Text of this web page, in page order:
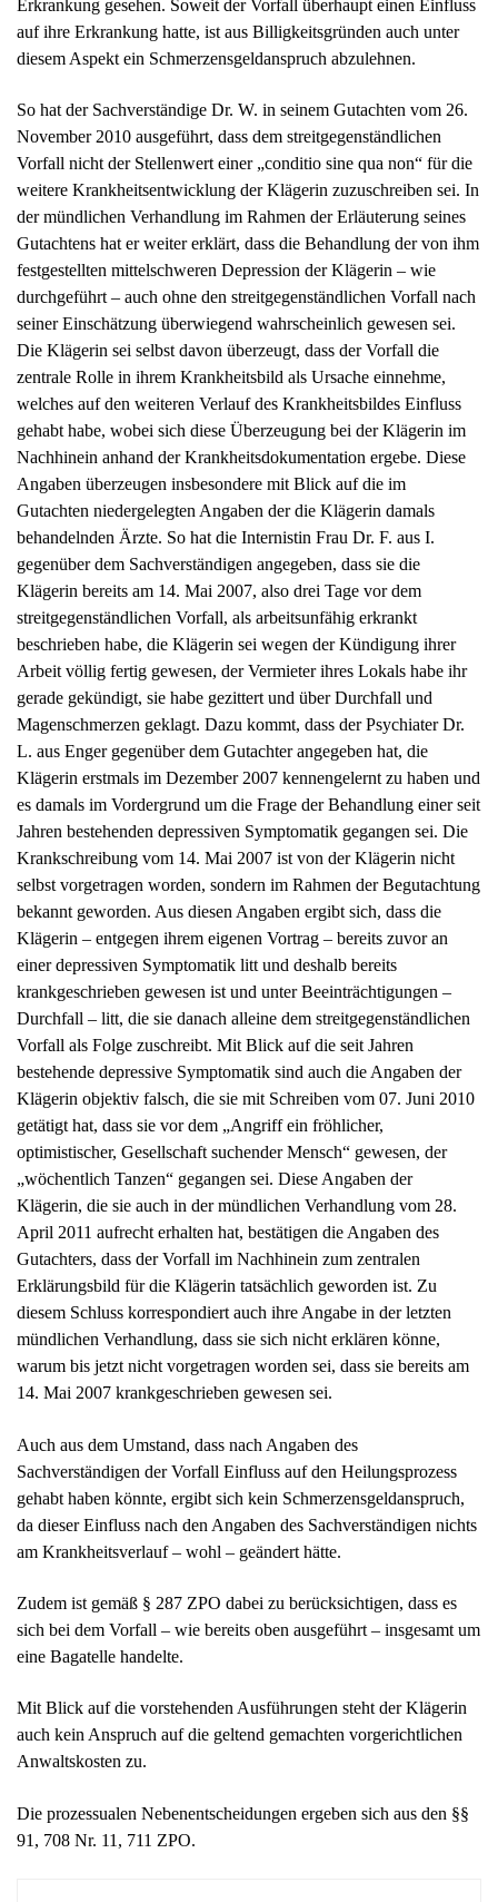
auf ihre Erkrankung hatte, ist aus Billigkeitsgründen auch unter
diesem Aspekt ein Schmerzensgeldanspruch abzulehnen.
November 2010 ausgeführt, dass dem streitgegenständlichen
Vorfall nicht der Stellenwert einer „conditio sine qua non“ für die
weitere Krankheitsentwicklung der Klägerin zuzuschreiben sei. In
der mündlichen Verhandlung im Rahmen der Erläuterung seines
Gutachtens hat er weiter erklärt, dass die Behandlung der von ihm
festgestellten mittelschweren Depression der Klägerin – wie
durchgeführt – auch ohne den streitgegenständlichen Vorfall nach
seiner Einschätzung überwiegend wahrscheinlich gewesen sei.
Die Klägerin sei selbst davon überzeugt, dass der Vorfall die
zentrale Rolle in ihrem Krankheitsbild als Ursache einnehme,
welches auf den weiteren Verlauf des Krankheitsbildes Einfluss
gehabt habe, wobei sich diese Überzeugung bei der Klägerin im
Nachhinein anhand der Krankheitsdokumentation ergebe. Diese
Angaben überzeugen insbesondere mit Blick auf die im
Gutachten niedergelegten Angaben der die Klägerin damals
behandelnden Ärzte. So hat die Internistin Frau Dr. F. aus I.
gegenüber dem Sachverständigen angegeben, dass sie die
Klägerin bereits am 14. Mai 2007, also drei Tage vor dem
streitgegenständlichen Vorfall, als arbeitsunfähig erkrankt
beschrieben habe, die Klägerin sei wegen der Kündigung ihrer
Arbeit völlig fertig gewesen, der Vermieter ihres Lokals habe ihr
gerade gekündigt, sie habe gezittert und über Durchfall und
Magenschmerzen geklagt. Dazu kommt, dass der Psychiater Dr.
L. aus Enger gegenüber dem Gutachter angegeben hat, die
Klägerin erstmals im Dezember 2007 kennengelernt zu haben und
es damals im Vordergrund um die Frage der Behandlung einer seit
Jahren bestehenden depressiven Symptomatik gegangen sei. Die
Krankschreibung vom 14. Mai 2007 ist von der Klägerin nicht
selbst vorgetragen worden, sondern im Rahmen der Begutachtung
bekannt geworden. Aus diesen Angaben ergibt sich, dass die
Klägerin – entgegen ihrem eigenen Vortrag – bereits zuvor an
einer depressiven Symptomatik litt und deshalb bereits
krankgeschrieben gewesen ist und unter Beeinträchtigungen –
Durchfall – litt, die sie danach alleine dem streitgegenständlichen
Vorfall als Folge zuschreibt. Mit Blick auf die seit Jahren
bestehende depressive Symptomatik sind auch die Angaben der
Klägerin objektiv falsch, die sie mit Schreiben vom 07. Juni 2010
getätigt hat, dass sie vor dem „Angriff ein fröhlicher,
optimistischer, Gesellschaft suchender Mensch“ gewesen, der
„wöchentlich Tanzen“ gegangen sei. Diese Angaben der
Klägerin, die sie auch in der mündlichen Verhandlung vom 28.
April 2011 aufrecht erhalten hat, bestätigen die Angaben des
Gutachters, dass der Vorfall im Nachhinein zum zentralen
Erklärungsbild für die Klägerin tatsächlich geworden ist. Zu
diesem Schluss korrespondiert auch ihre Angabe in der letzten
mündlichen Verhandlung, dass sie sich nicht erklären könne,
warum bis jetzt nicht vorgetragen worden sei, dass sie bereits am
14. Mai 2007 krankgeschrieben gewesen sei.
Sachverständigen der Vorfall Einfluss auf den Heilungsprozess
gehabt haben könnte, ergibt sich kein Schmerzensgeldanspruch,
da dieser Einfluss nach den Angaben des Sachverständigen nichts
am Krankheitsverlauf – wohl – geändert hätte.
sich bei dem Vorfall – wie bereits oben ausgeführt – insgesamt um
eine Bagatelle handelte.
auch kein Anspruch auf die geltend gemachten vorgerichtlichen
Anwaltskosten zu.
91, 708 Nr. 11, 711 ZPO.